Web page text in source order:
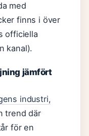
med
finns i över
officiella
kanal).
jämfört
industri,
trend där
för en